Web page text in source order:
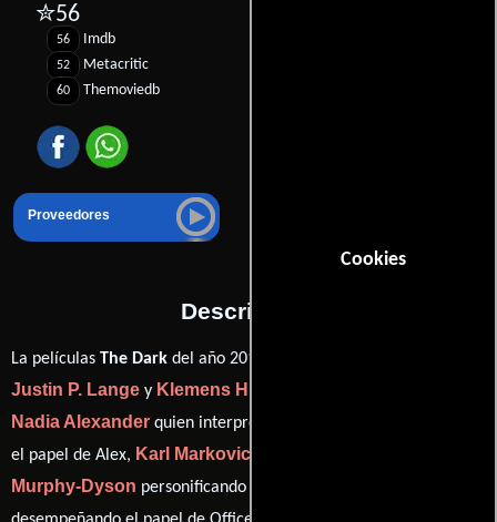
Cookies
✮56
56 Imdb
52 Metacritic
60 Themoviedb
Proveedores
Descripción
La películas The Dark del año 2018, está dirigida en conjunto por
Justin P. Lange y Klemens Hufnagl
Nadia Alexander quien interpreta a Mina ,
el papel de Alex, Karl Markovics
Murphy-Dyson personificando a Noreen y